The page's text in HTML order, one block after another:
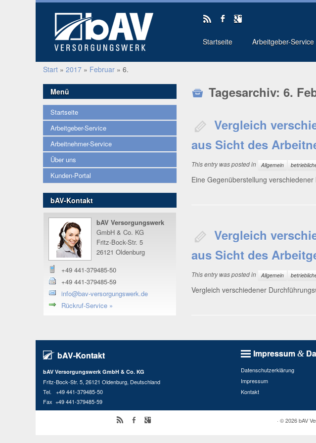
Startseite Arbeitgeber-Service
Start » 2017 » Februar » 6.
Menü
Startseite
Arbeitgeber-Service
Arbeitnehmer-Service
Über uns
Kunden-Portal
bAV-Kontakt
bAV Versorgungswerk
GmbH & Co. KG
Fritz-Bock-Str. 5
26121 Oldenburg
+49 441-379485-50
+49 441-379485-59
info@bav-versorgungswerk.de
Rückruf-Service »
Tagesarchiv: 6.
Vergleich
aus Sicht des
This entry was posted in Allgemein
Eine Gegen­über­stel­lung
Vergleich
aus Sicht des
This entry was posted in Allgemein
Ver­gleich ver­schie­de­ner
bAV-Kontakt
bAV Versorgungswerk GmbH & Co. KG
Fritz-Bock-Str. 5, 26121 Oldenburg, Deutschland
Tel. +49 441-379485-50
Fax +49 441-379485-59
Impressum &
Datenschutzerklärung
Impressum
Kontakt
· © 2026bAV